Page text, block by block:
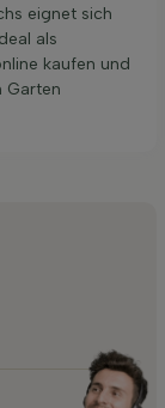
eignet sich
als
kaufen und
Garten